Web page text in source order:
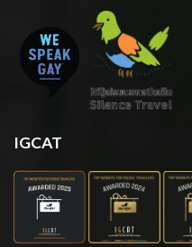
IGCAT